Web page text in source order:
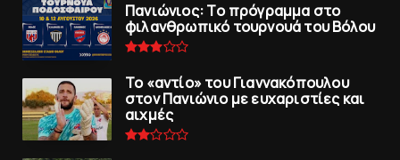
Πανιώνιoς: Tο πρόγραμμα στο
φιλανθρωπικό τουρνουά του Bόλου
To «αντίο» του Γιαννακόπουλου
στον Πανιώνιο με ευχαριστίες και
αιχμές